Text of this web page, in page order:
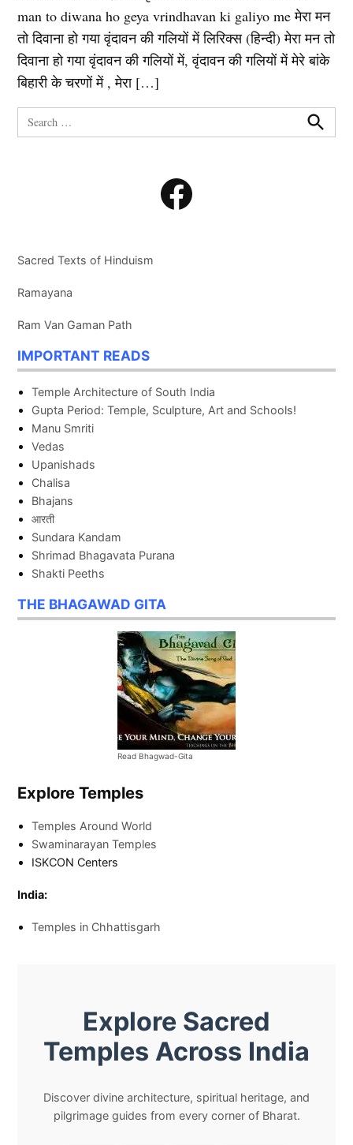
man to diwana ho geya vrindhavan ki galiyo me मेरा मन
तो दिवाना हो गया वृंदावन की गलियों में लिरिक्स (हिन्दी) मेरा मन तो
दिवाना हो गया वृंदावन की गलियों में, वृंदावन की गलियों में मेरे बांके
बिहारी के चरणों में , मेरा […]
Search
for:
Search
Facebook
Sacred Texts of Hinduism
Ramayana
Ram Van Gaman Path
IMPORTANT READS
Temple Architecture of South India
Gupta Period: Temple, Sculpture, Art and Schools!
Manu Smriti
Vedas
Upanishads
Chalisa
Bhajans
आरती
Sundara Kandam
Shrimad Bhagavata Purana
Shakti Peeths
THE BHAGAWAD GITA
Read Bhagwad-Gita
Explore Temples
Temples Around World
Swaminarayan Temples
ISKCON Centers
India:
Temples in Chhattisgarh
Explore Sacred
Temples Across India
Discover divine architecture, spiritual heritage, and
pilgrimage guides from every corner of Bharat.